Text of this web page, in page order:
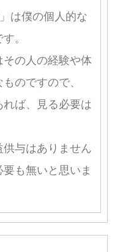
は僕の個人的な
。
の人の経験や体
のですので、
ば、見る必要は
与はありません
も無いと思いま